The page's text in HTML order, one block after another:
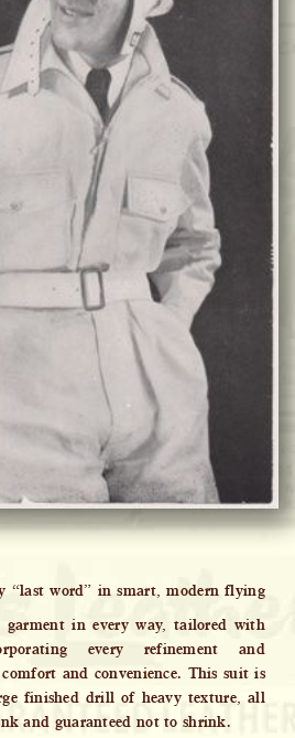
“last word” in smart, modern flying
in every way, tailored with
every refinement and
and convenience. This suit is
finished drill of heavy texture, all
and guaranteed not to shrink.